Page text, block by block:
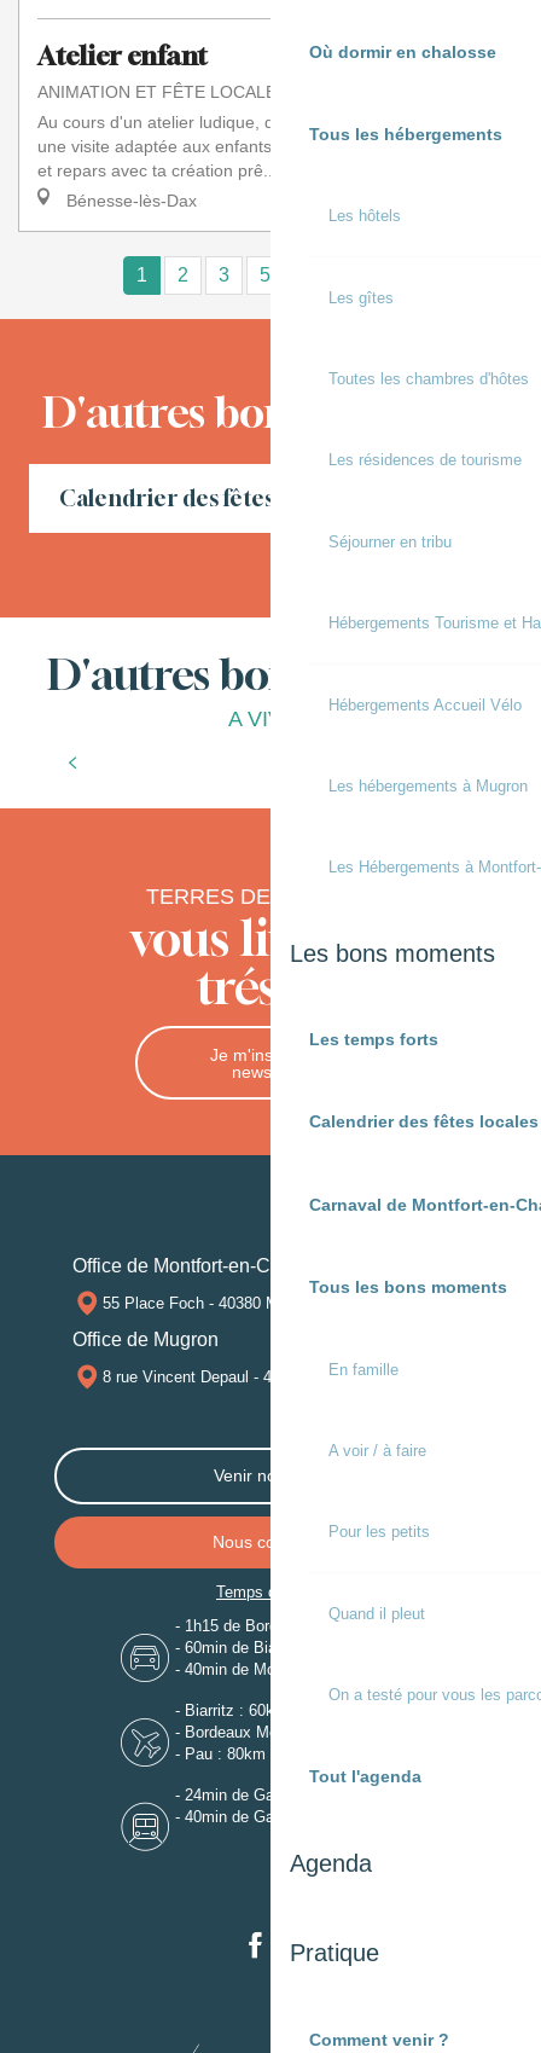
Où dormir en chalosse
Tous les hébergements
Les hôtels
Les gîtes
Toutes les chambres d'hôtes
Les résidences de tourisme
Séjourner en tribu
Hébergements Tourisme et
Hébergements Accueil Vélo
Les hébergements à Mugron
Les Hébergements à
Les bons moments
Les temps forts
Calendrier des fêtes
Carnaval de Montfort-en-
Tous les bons moments
En famille
A voir / à faire
Pour les petits
Quand il pleut
On a testé pour vous les
Tout l'agenda
Agenda
Pratique
Comment venir ?
Atelier enfant
ANIMATION ET FÊTE LOCALE
Au cours d'un atelier ludique, découvre le moulin à travers
une visite adaptée aux enfants. Fabrique ton propre moulin
et repars avec ta création prê...
Bénesse-lès-Dax
1 2 3 5+
D'autres bons moments
Calendrier des fêtes locales en Chalosse
D'autres bonnes choses
A VIVRE
Les bonnes adresses
TERRES DE CHALOSSE
vous livre ses
trésors
Je m'inscris à la
newsletter
Office de Montfort-en-Chalosse
55 Place Foch - 40380 MONTFORT-EN-CHALOSSE
Office de Mugron
8 rue Vincent Depaul - 40250 MUGRON
Venir nous voir
Nous contacter
Temps de trajet
- 1h15 de Bordeaux
- 60min de Biarritz
- 40min de Mont-de-Marsan
- Biarritz : 60km
- Bordeaux Mérignac : 110km
- Pau : 80km
- 24min de Gare de Dax
- 40min de Gare de Mont-de-Marsan